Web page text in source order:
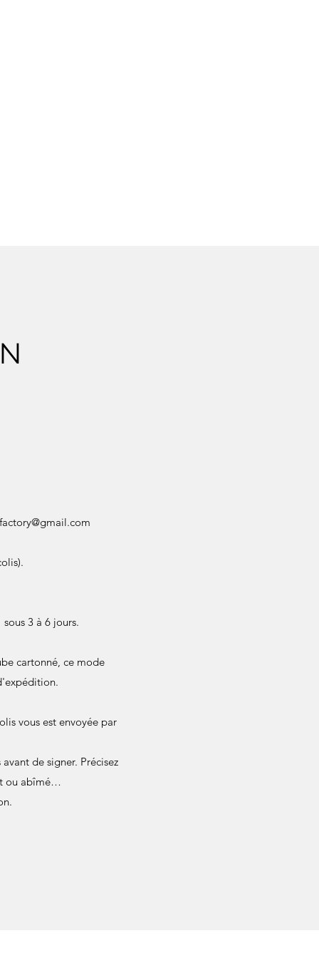
3 à 6 jours.
cartonné, ce mode
vous est envoyée par
de signer. Précisez
ou abîmé…